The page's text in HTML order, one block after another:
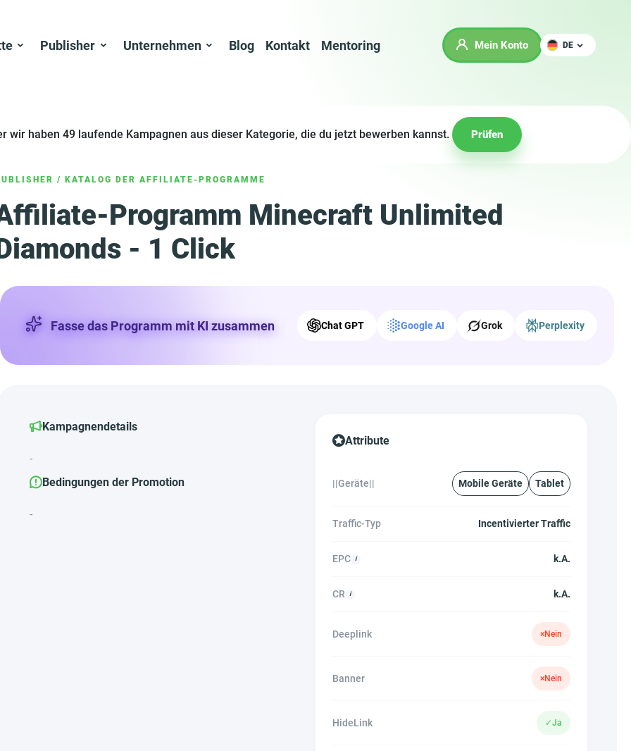
Publisher Unternehmen Blog Kontakt Mentoring Mein Konto DE
wir haben 49 laufende Kampagnen aus dieser Kategorie, die du jetzt bewerben kannst. Prüfen
/ KATALOG DER AFFILIATE-PROGRAMME
Programm Minecraft Unlimited
- 1 Click
Fasse das Programm mit KI zusammen Chat GPT Google AI Grok Perplexity
Kampagnendetails
-
Bedingungen der Promotion
-
Attribute
||Geräte|| Mobile Geräte Tablet
Traffic-Typ Incentivierter Traffic
EPC k.A.
CR k.A.
Deeplink ×Nein
Banner ×Nein
HideLink ✓Ja